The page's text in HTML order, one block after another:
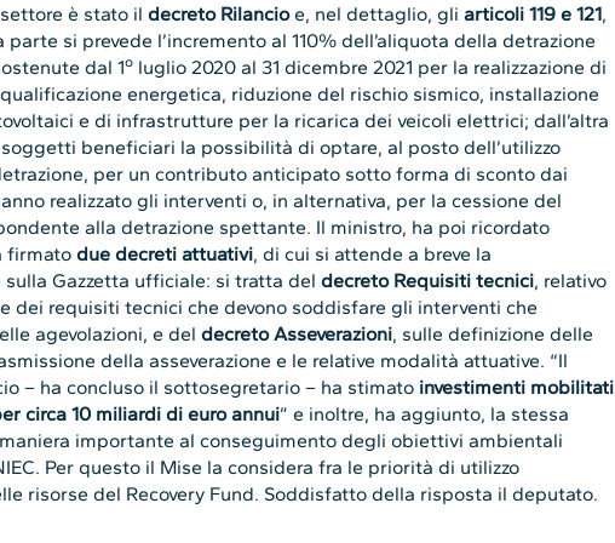
è stato ildecreto Rilancioe, nel dettaglio, gliarticoli 119 e 121,
parte si prevede l’incremento al 110% dell’aliquota della detrazione
dal 1o luglio 2020 al 31 dicembre 2021 per la realizzazione di
energetica, riduzione del rischio sismico, installazione
e di infrastrutture per la ricarica dei veicoli elettrici; dall’altra
beneficiari la possibilità di optare, al posto dell’utilizzo
per un contributo anticipato sotto forma di sconto dai
realizzato gli interventi o, in alternativa, per la cessione del
alla detrazione spettante. Il ministro, ha poi ricordato
firmato due decreti attuativi, di cui si attende a breve la
Gazzetta ufficiale: si tratta del decreto Requisiti tecnici, relativo
dei requisiti tecnici che devono soddisfare gli interventi che
agevolazioni, e del decreto Asseverazioni, sulle definizione delle
della asseverazione e le relative modalità attuative. “Il
– ha concluso il sottosegretario – ha stimato investimenti mobilitati
circa 10 miliardi di euro annui” e inoltre, ha aggiunto, la stessa
importante al conseguimento degli obiettivi ambientali
Per questo il Mise la considera fra le priorità di utilizzo
risorse del Recovery Fund. Soddisfatto della risposta il deputato.